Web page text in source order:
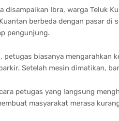
disampaikan Ibra, warga Teluk
berbeda dengan pasar
pengunjung.
petugas biasanya mengarahkan
Setelah mesin dimatikan,
petugas yang langsung
masyarakat merasa